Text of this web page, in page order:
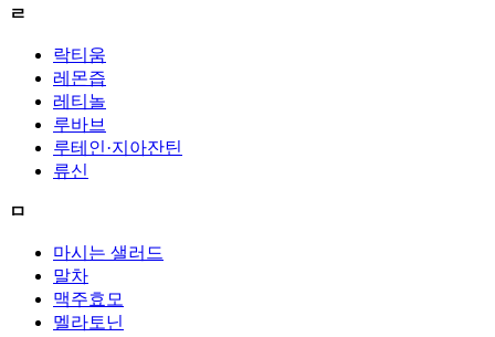
ㄹ
락티움
레몬즙
레티놀
루바브
루테인·지아잔틴
류신
ㅁ
마시는 샐러드
말차
맥주효모
멜라토닌